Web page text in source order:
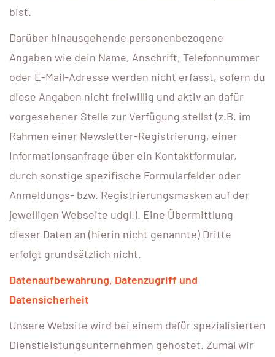
bist.
Darüber hinausgehende personenbezogene
Angaben wie dein Name, Anschrift, Telefonnummer
oder E-Mail-Adresse werden nicht erfasst, sofern du
diese Angaben nicht freiwillig und aktiv an dafür
vorgesehener Stelle zur Verfügung stellst (z.B. im
Rahmen einer Newsletter-Registrierung, einer
Informationsanfrage über ein Kontaktformular,
durch sonstige spezifische Formularfelder oder
Anmeldungs- bzw. Registrierungsmasken auf der
jeweiligen Webseite udgl.). Eine Übermittlung
dieser Daten an (hierin nicht genannte) Dritte
erfolgt grundsätzlich nicht.
Datenaufbewahrung, Datenzugriff und
Datensicherheit
Unsere Website wird bei einem dafür spezialisierten
Dienstleistungsunternehmen gehostet. Zumal wir